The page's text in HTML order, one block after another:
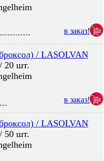
в заказ!
/ LASOLVAN
20 шт.
в заказ!
/ LASOLVAN
50 шт.